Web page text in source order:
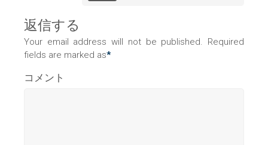
返信する
Your email address will not be published. Required
fields are marked as*
コメント